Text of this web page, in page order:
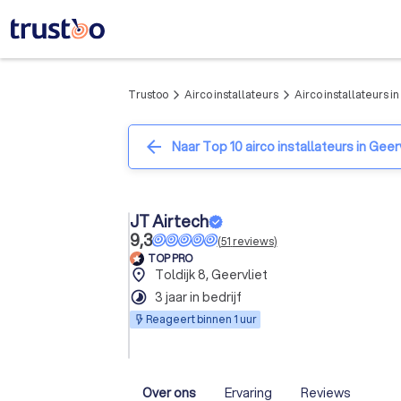
Trustoo arrow_forward_ios Airco installateurs arrow_forward_ios Airco installateurs
arrow_back Naar Top 10 airco installateurs in
JT Airtech
9,3
(51reviews)
TOP PRO
place Toldijk 8, Geervliet
timelapse 3 jaar in bedrijf
Reageert binnen 1 uur
Over ons Ervaring Reviews